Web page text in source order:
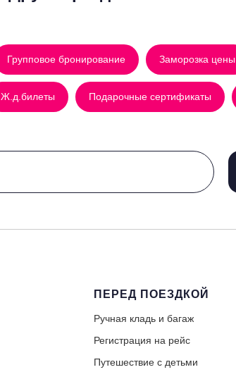
Групповое бронирование Заморозка цены
Ж.д.билеты Подарочные сертификаты
ПЕРЕД ПОЕЗДКОЙ
Ручная кладь и багаж
Регистрация на рейс
Путешествие с детьми